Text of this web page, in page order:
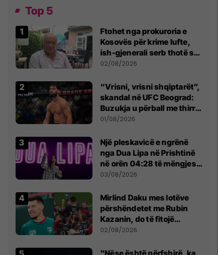
Top 5
Ftohet nga prokuroria e
Kosovës për krime lufte,
ish-gjenerali serb thotë se
dikush e tradhtoi në
02/08/2026
“Vrisni, vrisni shqiptarët”,
skandal në UFC Beograd:
Buzukja u përball me thirrje
anti-shqiptare nga
01/08/2026
Një pleskavicë e ngrënë
nga Dua Lipa në Prishtinë
në orën 04:28 të mëngjesit
- dhe bota digjitale serbe
03/08/2026
Mirlind Daku mes lotëve
përshëndetet me Rubin
Kazanin, do të fitojë
miliona te Spartak Moska
02/08/2026
"Nëse është përfshirë, ka